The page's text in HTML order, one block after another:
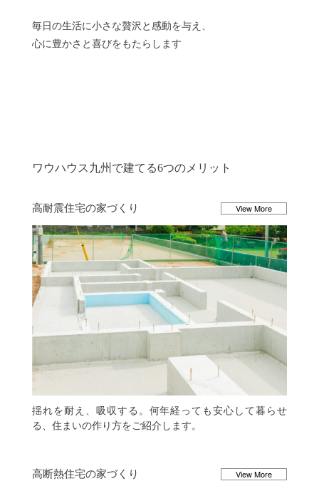
毎日の生活に小さな贅沢と感動を与え、
心に豊かさと喜びをもたらします
ワウハウス九州で建てる6つのメリット
高耐震住宅の家づくり View More
揺れを耐え、吸収する。何年経っても安心して暮らせ
る、住まいの作り方をご紹介します。
高断熱住宅の家づくり View More